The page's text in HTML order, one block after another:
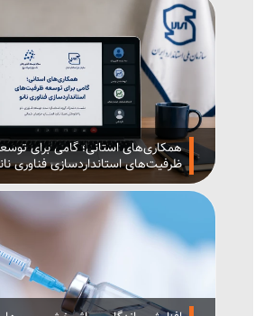
همکاری‌های استانی؛ گامی برای توسعه
ظرفیت‌های استانداردسازی فناوری نانو